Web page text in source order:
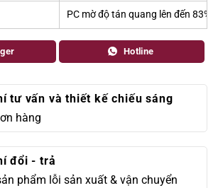
PC mờ độ tán quang lên đến
Hotline
tư vấn và thiết kế chiếu sáng
hàng
đổi - trả
phẩm lỗi sản xuất & vận chuyển